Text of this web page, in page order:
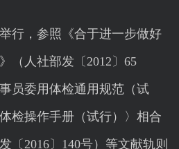
，参照《合于进一步做好
（人社部发〔2012〕65
员委用体检通用规范（试
检操作手册（试行）〉相合
〔2016〕140号）等文献轨则